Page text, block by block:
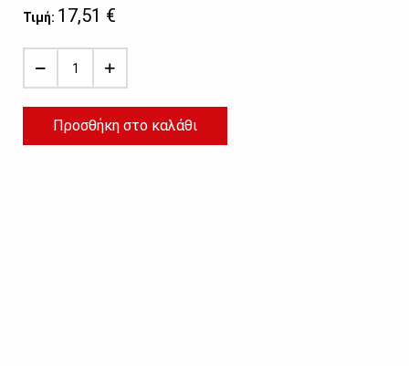
Τιμή: 17,51 €
Προσθήκη στο καλάθι